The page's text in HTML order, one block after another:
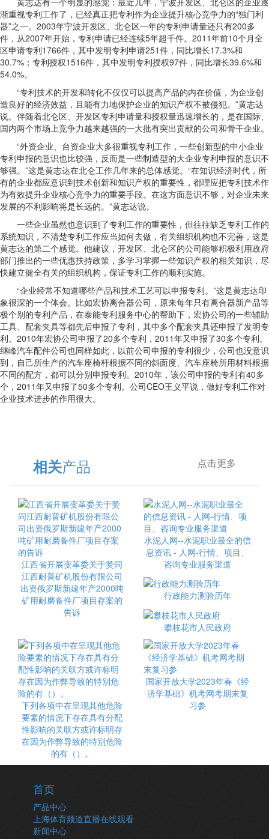
渐重视专利工作了，已经真正把专利作为企业提升核心竞争力的“独门利
器”之一。2003年宁波开发区、北仑区一年的专利申请量还只有200多
件，从2007年开始，专利申请已经连续5年超千件。2011年前10个月全
区申请专利1766件，其中发明专利申请251件，同比增长17.3%和
30.7%；专利授权1516件，其中发明专利授权97件，同比增长39.6%和
54.0%。
“专利技术的开发和转化不仅仅可以提高产品的内在价值，为企业创
造良好的经济效益，且能有力地保护企业的知识产权不被侵犯。”黄志达
说。伴随着北仑区、开发区专利申请量和授权量迅速增长的，是在国际、
国内两个市场上竞争力越来越强的一大批有突出贡献的公司和骨干企业。
“外资企业、台资企业大多很重视专利工作，一些创新型的中小企业
专利申报的意识也比较强，反而是一些制造型的大企业专利申报的意识不
够强。”这是黄志达在北仑工作几年来的总体感觉。“在知识经济时代，所
有的企业都应意识到技术创新和知识产权的重要性，都理应把专利技术作
为有效提升企业核心竞争力的重要手段。在这方面意识不够，对企业未来
发展的不利影响将是长远的。”黄志达说。
一些企业虽然也意识到了专利工作的重要性，但往往缺乏专利工作的
系统知识，不清楚专利工作应当如何去做，有关组织机构也不完善，这是
黄志达的第二个感觉。他建议，开发区、北仑区的公司能够积极利用政府
部门推出的一些优惠扶持政策，多学习掌握一些知识产权的相关知识，尽
快建立健全有关的组织机构，保证专利工作的顺利实施。
“企业经常不知道哪些产品和技术工艺可以申报专利。”这是黄志达印
象很深的一个体会。比如宏协离合器公司，原来每年只有离合器新产品等
极个别的专利产品，在泰能专利服务中心的帮助下，宏协公司的一些辅助
工具、配套夹具等都先后申报了专利，其中多个配套夹具还申报了发明专
利。2010年宏协公司申报了20多个专利，2011年又申报了30多个专利。
继峰汽车配件公司也同样如此，以前公司申报的专利很少，公司也没意识
到，自己所生产的汽车座椅杆根据不同的斜面度、汽车座椅所用材料根据
不同的配方，都可以分别申报专利。2010年，该公司申报的专利有40多
个，2011年又申报了50多个专利。公司CEO王义平说，做好专利工作对
企业技术进步的作用很大。
相关产品 点击更多
江西省开展变革委关于赞同
江西耐普矿机股份有限公司
出资俄罗斯新建年产2000吨
矿用耐磨备件厂项目存案的
告诉
水泥人网--水泥职业最全的信
息资讯 - 人网-行情、项目、
咨询专业服务渠道
行政能力测验历年
攀枝花市人民政府
下列各项中在呈现其他危险
要素的情况下存在具有分配
性影响的关联方或许标明存
在因为作弊导致的特别危险
的有（）。
国家开放大学2023年春《经
济学基础》机考网考期末复
习参
首页
产品中心
上海体育频道直播在线观看
新闻中心